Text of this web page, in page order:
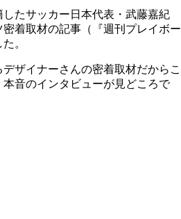
たサッカー日本代表・武藤嘉紀
密着取材の記事（『週刊プレイボー
。
ザイナーさんの密着取材だからこ
音のインタビューが見どころで